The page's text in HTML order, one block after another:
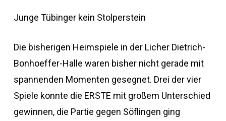
Junge Tübinger kein Stolperstein
Die bisherigen Heimspiele in der Licher Dietrich-
Bonhoeffer-Halle waren bisher nicht gerade mit
spannenden Momenten gesegnet. Drei der vier
Spiele konnte die ERSTE mit großem Unterschied
gewinnen, die Partie gegen Söflingen ging